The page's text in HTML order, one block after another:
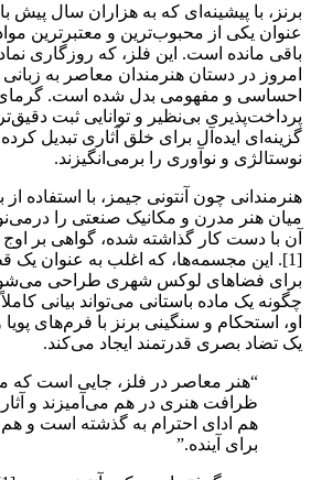
برنز، با پیشینه‌ای که به هزاران سال پیش
عنوان یکی از محبوب‌ترین و معتبرترین
باقی مانده است. این فلز، که روزگاری
امروز در دستان هنرمندان معاصر به
احساسی و مفهومی بدل شده است. گرمای
پرداخت‌پذیری بی‌نظیر و توانایی ثبت
گزینه‌ای ایده‌آل برای خلق آثاری تبدیل
نوستالژی و نوآوری را برمی‌انگیزند.
هنرمندانی چون آنتونی جیمز، با استفاده
میان هنر مدرن و مکانیک صنعتی را
آن با دست کار گذاشته شده، گواهی بر
[1]. این مجسمه‌ها، که اغلب به عنوان
برای فضاهای لوکس شهری طراحی
چگونه یک ماده باستانی می‌تواند بیانی کاملاً
او، استحکام و سنگینی برنز با فرم‌های
یک تضاد بصری قدرتمند ایجاد می‌کند.
“هنر معاصر در فلز، جایی است که
ظرافت هنری در هم می‌آمیزند و
هم ادای احترام به گذشته است و هم
برای آینده.”